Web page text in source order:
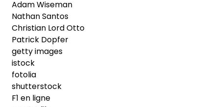
Adam Wiseman
Nathan Santos
Christian Lord Otto
Patrick Dopfer
getty images
istock
fotolia
shutterstock
F1 en ligne